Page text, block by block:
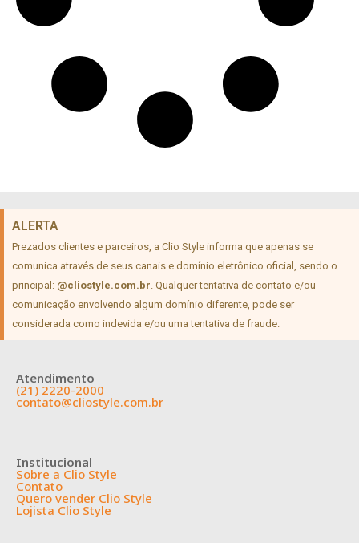
ALERTA
Prezados clientes e parceiros, a Clio Style informa que apenas se
comunica através de seus canais e domínio eletrônico oficial, sendo o
principal: @cliostyle.com.br. Qualquer tentativa de contato e/ou
comunicação envolvendo algum domínio diferente, pode ser
considerada como indevida e/ou uma tentativa de fraude.
Atendimento
(21) 2220-2000
contato@cliostyle.com.br
Institucional
Sobre a Clio Style
Contato
Quero vender Clio Style
Lojista Clio Style